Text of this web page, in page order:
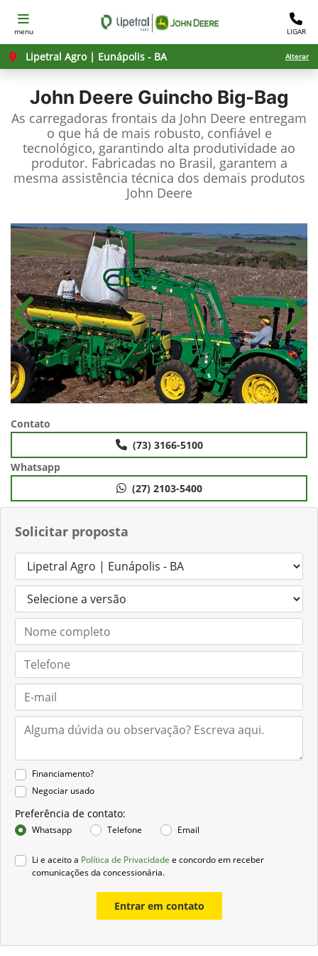
menu LIGAR
Lipetral Agro | Eunápolis - BA Alterar
John Deere Guincho Big-Bag
As carregadoras frontais da John Deere entregam
o que há de mais robusto, confiável e
tecnológico, garantindo alta produtividade ao
produtor. Fabricadas no Brasil, garantem a
mesma assistência técnica dos demais produtos
John Deere
Solicitar proposta
Financiamento?
Negociar usado
Preferência de contato:
Whatsapp Telefone Email
Li e aceito a Política de Privacidade e concordo em receber
comunicações da concessionária.
Entrar em contato
Anterior
Contato
(73) 3166-5100
Whatsapp
(27) 2103-5400